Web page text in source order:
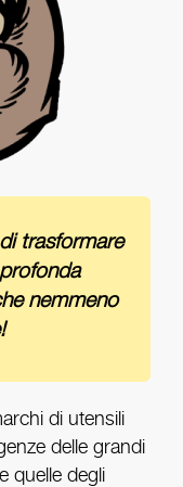
trasformare
nemmeno
di utensili
delle grandi
quelle degli